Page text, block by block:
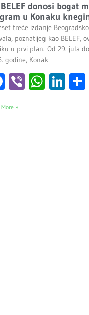
donosi bogat
u Konaku
treće izdanje
poznatijeg kao BELEF,
u prvi plan. Od 29. jula
godine, Konak
Facebook
Viber
»